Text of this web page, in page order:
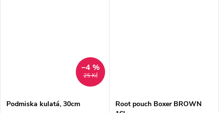
25 Kč
–4 %
Podmiska kulatá, 30cm
Root pouch Boxer BROWN